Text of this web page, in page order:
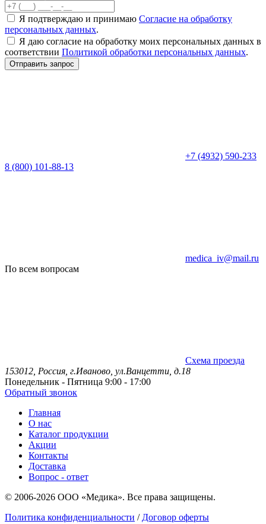
Я подтверждаю и принимаю Согласие на обработку
персональных данных.
Я даю согласие на обработку моих персональных данных в
соответствии Политикой обработки персональных данных.
Отправить запрос
+7 (4932) 590-233
8 (800) 101-88-13
medica_iv@mail.ru
По всем вопросам
Схема проезда
153012, Россия, г.Иваново, ул.Ванцетти, д.18
Понедельник - Пятница 9:00 - 17:00
Обратный звонок
Главная
О нас
Каталог продукции
Акции
Контакты
Доставка
Вопрос - ответ
© 2006-2026 ООО «Медика». Все права защищены.
Политика конфиденциальности / Договор оферты